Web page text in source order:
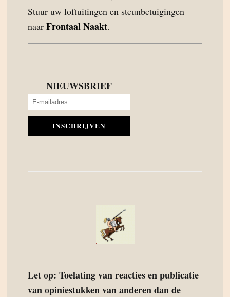
Stuur uw loftuitingen en steunbetuigingen
naar Frontaal Naakt.
NIEUWSBRIEF
INSCHRIJVEN
Let op: Toelating van reacties en publicatie
van opiniestukken van anderen dan de